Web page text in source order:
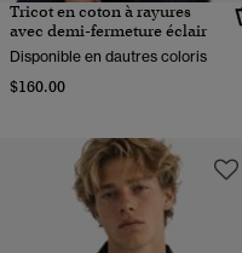
Tricot en coton à rayures
avec demi-fermeture éclair
Disponible en dautres coloris
$160.00